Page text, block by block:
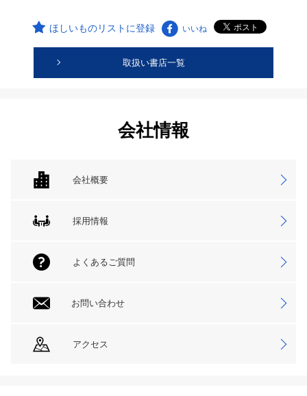
ほしいものリストに登録 いいね
取扱い書店一覧
会社情報
会社概要
採用情報
よくあるご質問
お問い合わせ
アクセス